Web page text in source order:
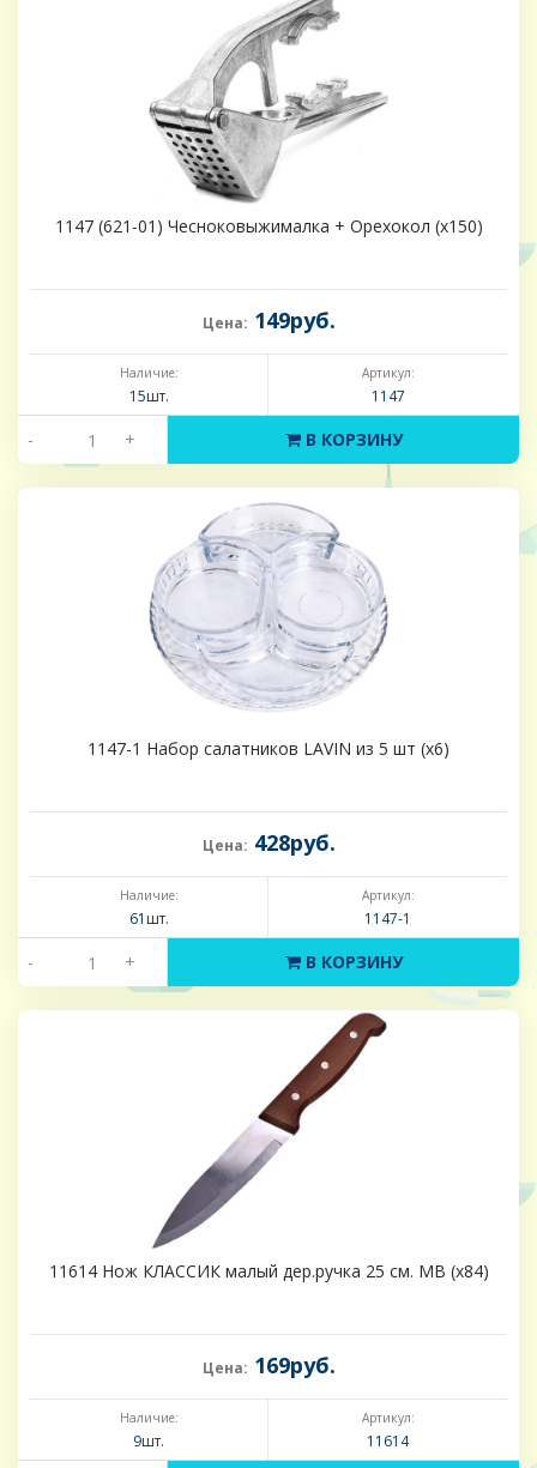
1147 (621-01) Чесноковыжималка + Орехокол (х150)
Цена: 149руб.
Наличие:
15шт.
Артикул:
1147
- + В КОРЗИНУ
1147-1 Набор салатников LAVIN из 5 шт (х6)
Цена: 428руб.
Наличие:
61шт.
Артикул:
1147-1
- + В КОРЗИНУ
11614 Нож КЛАССИК малый дер.ручка 25 см. MB (х84)
Цена: 169руб.
Наличие:
9шт.
Артикул:
11614